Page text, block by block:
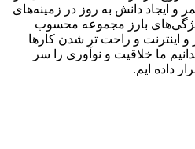
و ایجاد دانش به‌ روز در زمینه‌های
بارز مجموعه محسوب
و اینترنت و راحت تر شدن کارها
ما خلاقیت و نوآوری را سر
داده ایم.